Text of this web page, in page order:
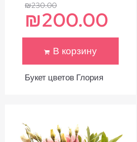
Букет цветов Глория
₪230.00
₪200.00
В корзину